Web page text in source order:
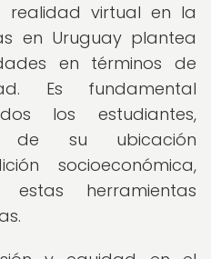
realidad virtual en la
en Uruguay plantea
en términos de
Es fundamental
los estudiantes,
de su ubicación
socioeconómica,
herramientas